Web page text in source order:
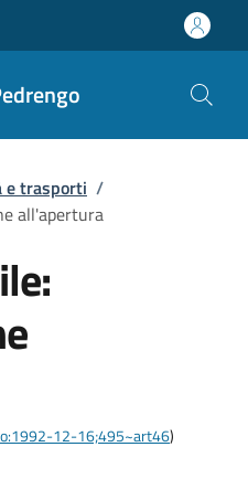
e trasporti /
all'apertura
12-16;495~art46)